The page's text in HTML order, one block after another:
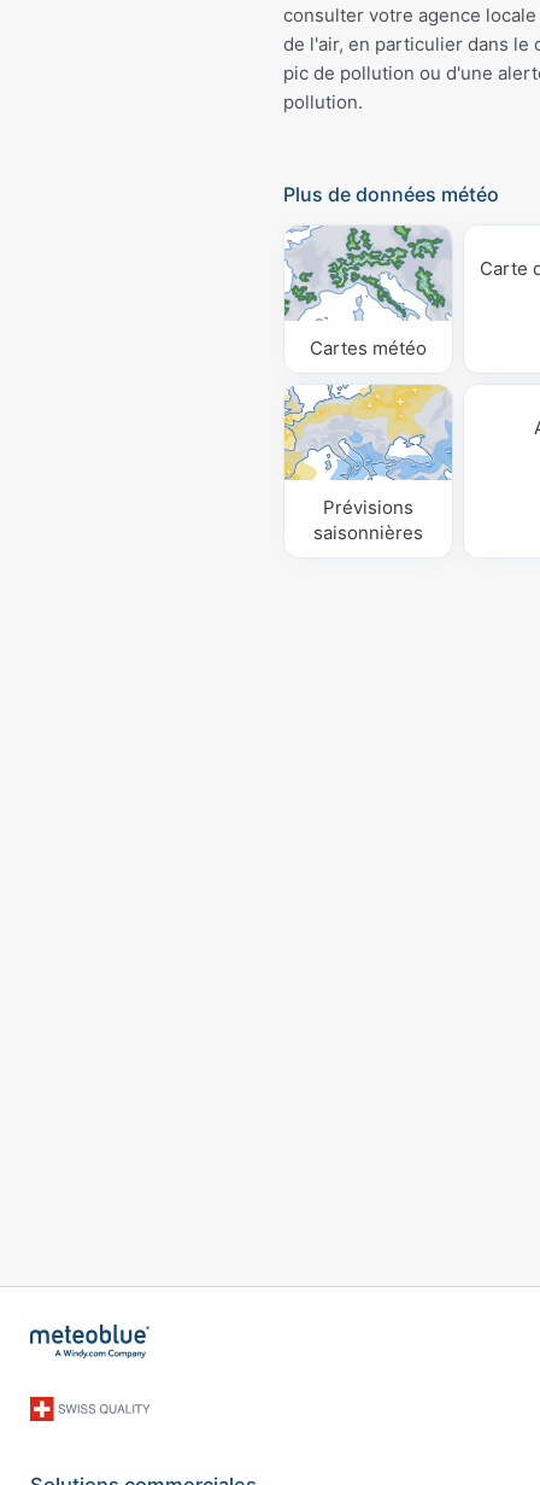
consulter votre agence
de l'air, en particulier dans le
pic de pollution ou d'une
pollution.
Plus de données météo
Cartes météo
Carte
Prévisions
saisonnières